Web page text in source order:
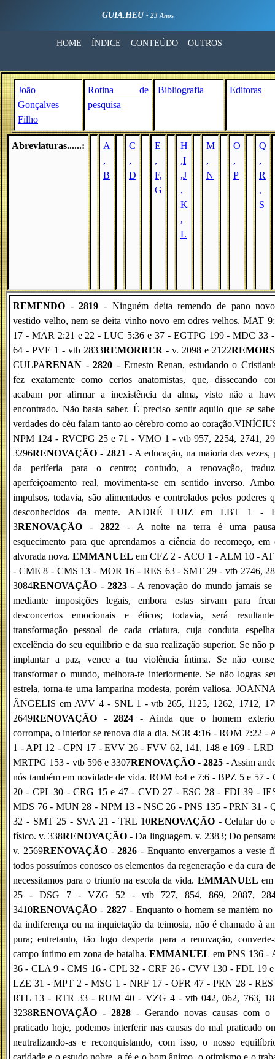
GUIA.HEU - 23 Anos
HOME ÍNDICE CONTEÚDO OUTROS
João
Gonçalves
Filho
Rotina de
pesquisa
Bibliografia Editoras
Abreviaturas......:
A
,
B
C
,
D
E
,
F,
G
H
,I
,J
,
K
,
L
M
,
N
O
,
P
Q
,
R
,
S
REMENDO -2819 - Ninguém deita remendo de pano
vestido velho, nem se deita vinho novo em odres velhos. MAT
17 - MAR 2:21 e 22 - LUC 5:36 e 37 - EGTPG 199 - MDC 33 -
64 - PVE 1 - vtb 2833REMORRER - v. 2098 e 2122
CULPARENAN - 2820 - Ernesto Renan, estudando o
fez exatamente como certos anatomistas, que, dissecando
acabam por afirmar a inexistência da alma, visto não a
encontrado. Não basta saber. É preciso sentir aquilo que se
verdades do céu falam tanto ao cérebro como ao
NPM 124 - RVCPG 25 e 71 - VMO 1 - vtb 957, 2254, 2741,
3296RENOVAÇÃO - 2821 - A educação, na maioria das vezes,
da periferia para o centro; contudo, a renovação,
aperfeiçoamento real, movimenta-se em sentido inverso.
impulsos, todavia, são alimentados e controlados pelos poderes
desconhecidos da mente. ANDRÉ LUIZ em LBT 1 -
3RENOVAÇÃO - 2822- A noite na terra é uma
esquecimento para que aprendamos a ciência do recomeço, em
alvorada nova.EMMANUEL em CFZ 2 - ACO 1 - ALM 10 -
- CME 8 - CMS 13 - MOR 16 - RES 63 - SMT 29 - vtb 2746,
3084RENOVAÇÃO - 2823 - A renovação do mundo jamais se
mediante imposições legais, embora estas sirvam para
desconcertos emocionais e éticos; todavia, será
transformação pessoal de cada criatura, cuja conduta
excelência do seu equilíbrio e da sua realização superior. Se não
implantar a paz, vence a tua violência íntima. Se não
transformar o mundo, melhora-te interiormente. Se não logras
estrela, torna-te uma lamparina modesta, porém valiosa.
ÂNGELIS em AVV 4 - SNL 1 - vtb 265, 1125, 1262, 1712,
2649RENOVAÇÃO - 2824 - Ainda que o homem
corrompa, o interior se renova dia a dia. SCR 4:16 - ROM 7:22 -
1 - API 12 - CPN 17 - EVV 26 - FVV 62, 141, 148 e 169 -
MRTPG 153 - vtb 596 e 3307RENOVAÇÃO -2825 - Assim
nós também em novidade de vida. ROM 6:4 e 7:6 - BPZ 5 e 57 -
20 - CPL 30 - CRG 15 e 47 - CVD 27 - ESC 28 - FDI 39 -
MDS 76 - MUN 28 - NPM 13 - NSC 26 - PNS 135 - PRN 31 -
32 - SMT 25 - SVA 21 - TRL 10RENOVAÇÃO- Celular do
físico. v. 338RENOVAÇÃO - Da linguagem. v. 2383; Do
v. 2569RENOVAÇÃO-2826 - Enquanto envergamos a veste
todos possuímos conosco os elementos da regeneração e da cura
necessitamos para o triunfo na escola da vida. EMMANUEL
25 - DSG 7 - VZG 52 - vtb 727, 854, 869, 2087,
3410RENOVAÇÃO - 2827- Enquanto o homem se mantém no
da indiferença ou na inquietação da teimosia, não é chamado à
pura; entretanto, tão logo desperta para a renovação,
campo íntimo em zona de batalha.EMMANUEL em PNS 136 -
36 - CLA 9 - CMS 16 - CPL 32 - CRF 26 - CVV 130 - FDL 19
LZE 31 - MPT 2 - MSG 1 - NRF 17 - OFR 47 - PRN 28 - RES
RTL 13 - RTR 33 - RUM 40 - VZG 4 - vtb 042, 062, 763,
3238RENOVAÇÃO - 2828 - Gerando novas causas com o
praticado hoje, podemos interferir nas causas do mal praticado
neutralizando-as e reconquistando, com isso, o nosso
caridade e o estudo nobre, a fé e o bom ânimo, o otimismo e o